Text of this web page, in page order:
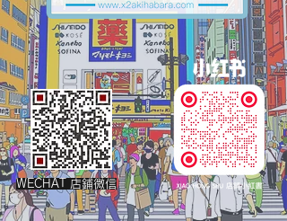
WECHAT 店鋪微信